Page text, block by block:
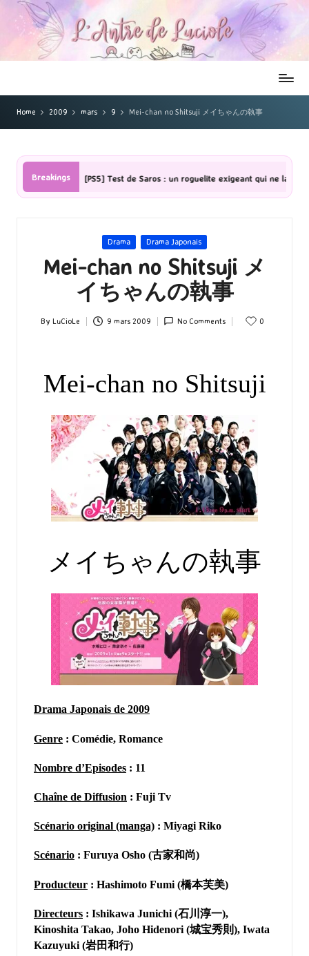
Home 2009 mars 9 Mei-chan no Shitsuji メイちゃんの執事
Breakings
Saros : un roguelite exigeant qui ne laisse pas indifférent [Série
Posted
Drama Drama Japonais
Mei-chan no Shitsuji メ
イちゃんの執事
Posted
By LuCioLe 9 mars 2009 No Comments 0
Mei-chan no Shitsuji
メイちゃんの執事
Drama Japonais de 2009
Genre : Comédie, Romance
Nombre d’Episodes : 11
Chaîne de Diffusion : Fuji Tv
Scénario original (manga) : Miyagi Riko
Scénario : Furuya Osho (古家和尚)
Producteur : Hashimoto Fumi (橋本芙美)
Directeurs : Ishikawa Junichi (石川淳一),
Kinoshita Takao, Joho Hidenori (城宝秀則), Iwata
Kazuyuki (岩田和行)